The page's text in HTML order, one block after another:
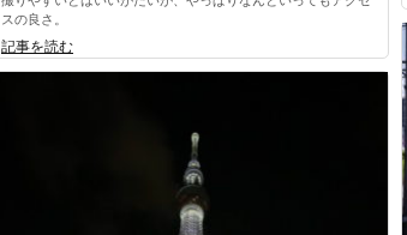
スの良さ。
記事を読む